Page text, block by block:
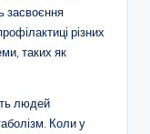
засвоєння
різних
таких як
людей
Коли у